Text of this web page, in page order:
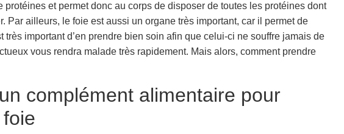
protéines et permet donc au corps de disposer de toutes les protéines dont
Par ailleurs, le foie est aussi un organe très important, car il permet de
très important d’en prendre bien soin afin que celui-ci ne souffre jamais de
vous rendra malade très rapidement. Mais alors, comment prendre
complément alimentaire pour